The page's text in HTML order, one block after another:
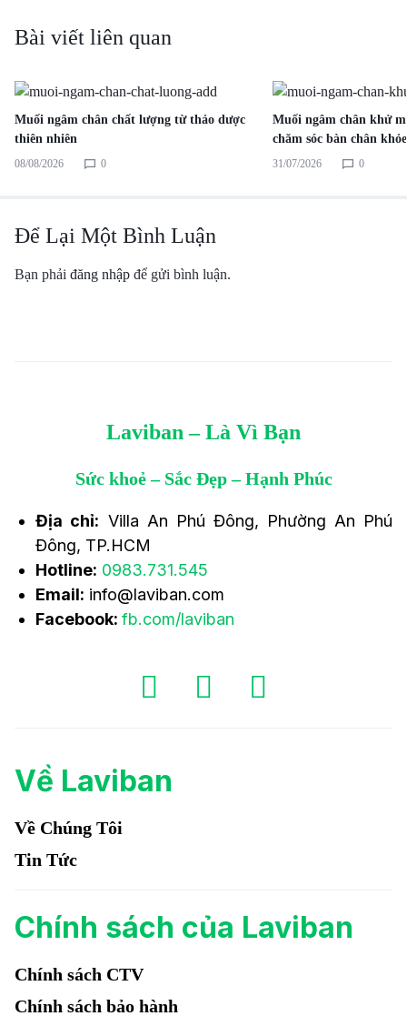
Bài viết liên quan
Muối ngâm chân chất lượng từ thảo dược
thiên nhiên
08/08/2026 0
Muối ngâm chân khử
chăm sóc bàn chân khỏe
31/07/2026 0
Để Lại Một Bình Luận
Bạn phải đăng nhập để gửi bình luận.
Laviban – Là Vì Bạn
Sức khoẻ – Sắc Đẹp – Hạnh Phúc
Địa chỉ: Villa An Phú Đông, Phường An Phú
Đông, TP.HCM
Hotline: 0983.731.545
Email: info@laviban.com
Facebook:fb.com/laviban
Về Laviban
Về Chúng Tôi
Tin Tức
Chính sách của Laviban
Chính sách CTV
Chính sách bảo hành